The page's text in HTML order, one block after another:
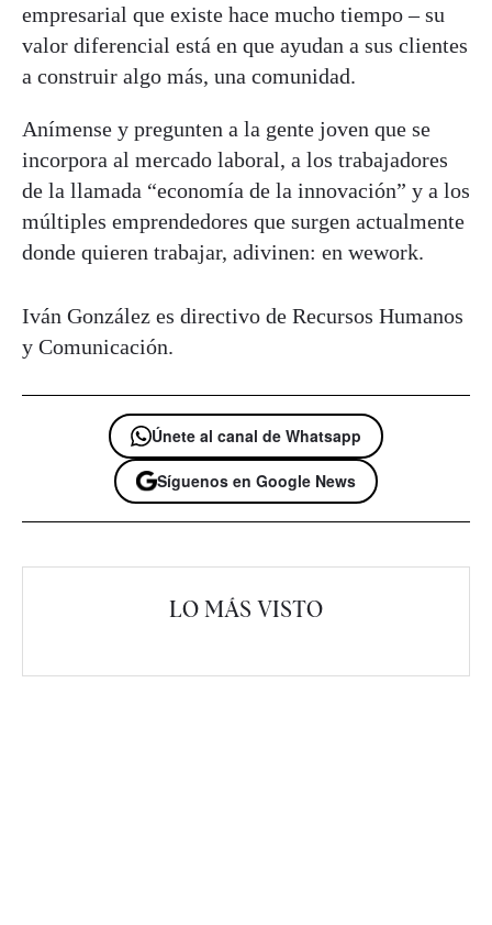
empresarial que existe hace mucho tiempo – su
valor diferencial está en que ayudan a sus clientes
a construir algo más, una comunidad.
Anímense y pregunten a la gente joven que se
incorpora al mercado laboral, a los trabajadores
de la llamada “economía de la innovación” y a los
múltiples emprendedores que surgen actualmente
donde quieren trabajar, adivinen: en wework.
Iván González es directivo de Recursos Humanos
y Comunicación.
Únete al canal de Whatsapp
Síguenos en Google News
LO MÁS VISTO